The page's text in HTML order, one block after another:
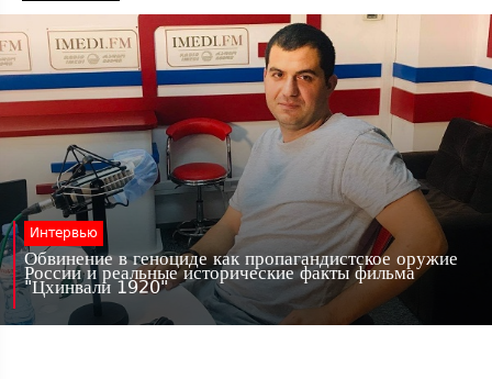
Интервью
Обвинение в геноциде как пропагандистское оружие
России и реальные исторические факты фильма
"Цхинвали 1920"